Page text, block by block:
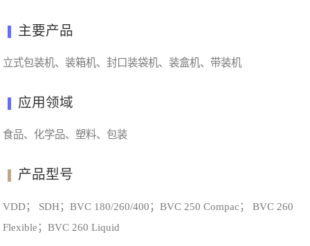
主要产品
立式包装机、装箱机、封口装袋机、装盒机、带装机
应用领域
食品、化学品、塑料、包装
产品型号
VDD； SDH；BVC 180/260/400；BVC 250 Compac； BVC 260
Flexible；BVC 260 Liquid